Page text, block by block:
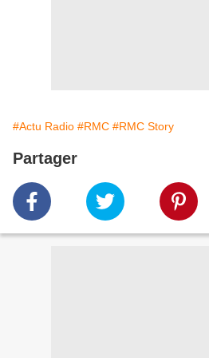
#Actu Radio #RMC #RMC Story
Partager